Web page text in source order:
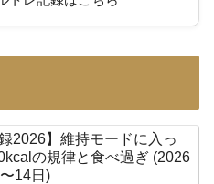
録2026】維持モードに入っ
の規律と食べ過ぎ (2026
14日)